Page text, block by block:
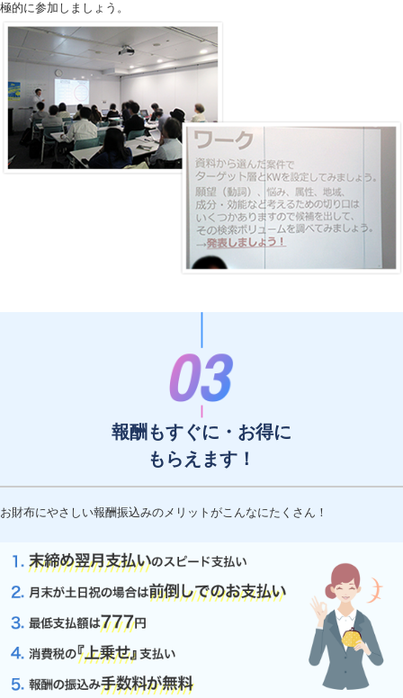
極的に参加しましょう。
報酬もすぐに・お得に
もらえます！
お財布にやさしい報酬振込みのメリットがこんなにたくさん！